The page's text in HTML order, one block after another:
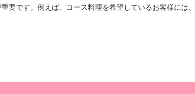
要です。例えば、コース料理を希望しているお客様には、